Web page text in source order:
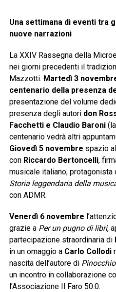
Una settimana di eventi tra
nuove narrazioni
La XXIV Rassegna della
nei giorni precedenti il
Mazzotti. Martedì 3
centenario della presenza
presentazione del volume
presenza degli autori don
Facchetti e Claudio Baroni(la
centenario vedrà altri
Giovedì 5 novembre spazio
con Riccardo Bertoncelli,
musicale italiano, protagonista
Storia leggendaria della
con ADMR.
Venerdì 6 novembre
grazie a Per un pugno di libri,
partecipazione straordinaria di
in un omaggio a Carlo Collodi
nascita dell’autore di Pinocchio
un incontro in collaborazione
l’Associazione Il Faro 50.0.